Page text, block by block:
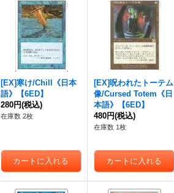
[EX]寒け/Chill《日本
語》【6ED】
280円(税込)
在庫数 2枚
[EX]呪われたトーテム
像/Cursed Totem《日
本語》【6ED】
480円(税込)
在庫数 1枚